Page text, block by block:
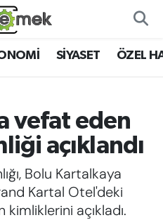
SİYASET ÖZEL
vefat eden
açıklandı
Bolu Kartalkaya
Kartal Otel'deki
açıkladı.
ve Fikstür